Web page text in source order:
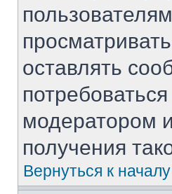
оставлять
модератором
получения
Вернуться к началу